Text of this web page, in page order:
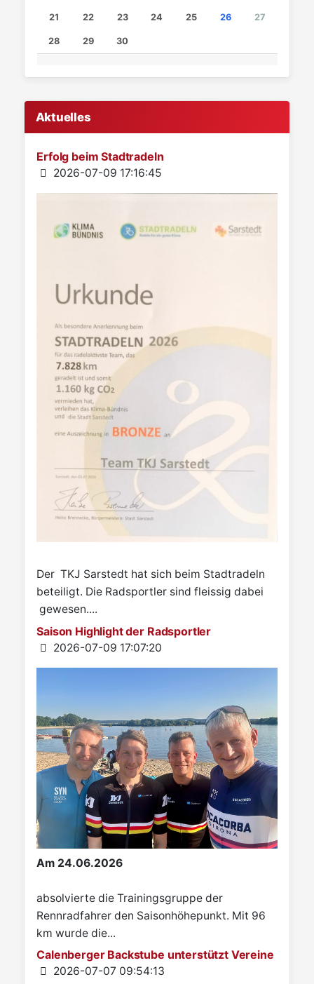
21 22 23 24 25 26 27
28 29 30
Aktuelles
Erfolg beim Stadtradeln
Details
2026-07-09 17:16:45
Der TKJ Sarstedt hat sich beim Stadtradeln
beteiligt. Die Radsportler sind fleissig dabei
gewesen....
Saison Highlight der Radsportler
Details
2026-07-09 17:07:20
Am 24.06.2026
absolvierte die Trainingsgruppe der
Rennradfahrer den Saisonhöhepunkt. Mit 96
km wurde die...
Calenberger Backstube unterstützt Vereine
Details
2026-07-07 09:54:13